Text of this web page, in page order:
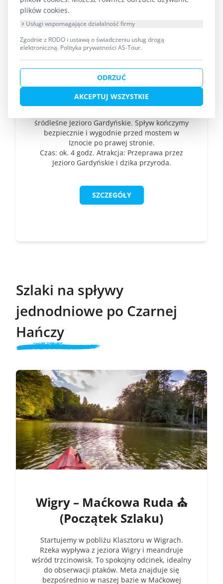
Ukta – Iznota ⚓ (Dolna
Krutynia - Wariant Długi)
Szlak prowadzący przez cały dolny, "dziki"
odcinek rzeki, często nazywany Mazurską
Amazonią. Trasa jest niezwykle malownicza –
śródleśne Jezioro Gardyńskie. Spływ kończymy
bezpiecznie i wygodnie przed mostem w
Iznocie po prawej stronie.
Czas: ok. 4 godz. Atrakcja: Przeprawa przez
Jezioro Gardyńskie i dzika przyroda.
SZCZEGÓŁY
Szlaki na spływy
jednodniowe po Czarnej
Hańczy
Wigry – Maćkowa Ruda ⛪
(Początek Szlaku)
Startujemy w pobliżu Klasztoru w Wigrach.
Rzeka wypływa z jeziora Wigry i meandruje
wśród trzcinowisk. To spokojny odcinek, idealny
do obserwacji ptaków. Meta znajduje się
bezpośrednio w naszej bazie w Maćkowej
plików cookies.
Usługi wspomagające działalność firmy
Zgodnie z RODO i ustawą o świadczeniu usług drogą
elektroniczną. Polityka prywatności AS-Tour.
ODRZUĆ
AKCEPTUJ WSZYSTKIE